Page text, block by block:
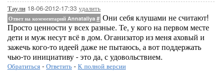
Таули 18-06-2012-17:33 удалить
Ответ на комментарий Annataliya # Они себя клушами не считают!
Просто ценности у всех разные. Те, у кого на первом месте
дети и муж несут всё в дом. Оганизатор из меня аховый и
зажечь кого-то идеей даже не пытаюсь, а вот поддержать
чью-то инициативу - это да, с удовольствием.
Обратиться - Ответить - К полной версии